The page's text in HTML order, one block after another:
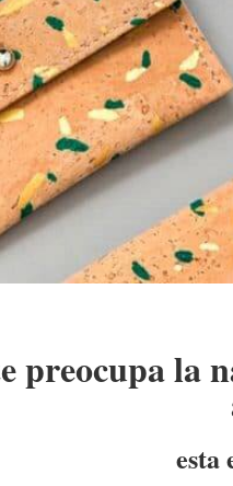
preocupa la
esta